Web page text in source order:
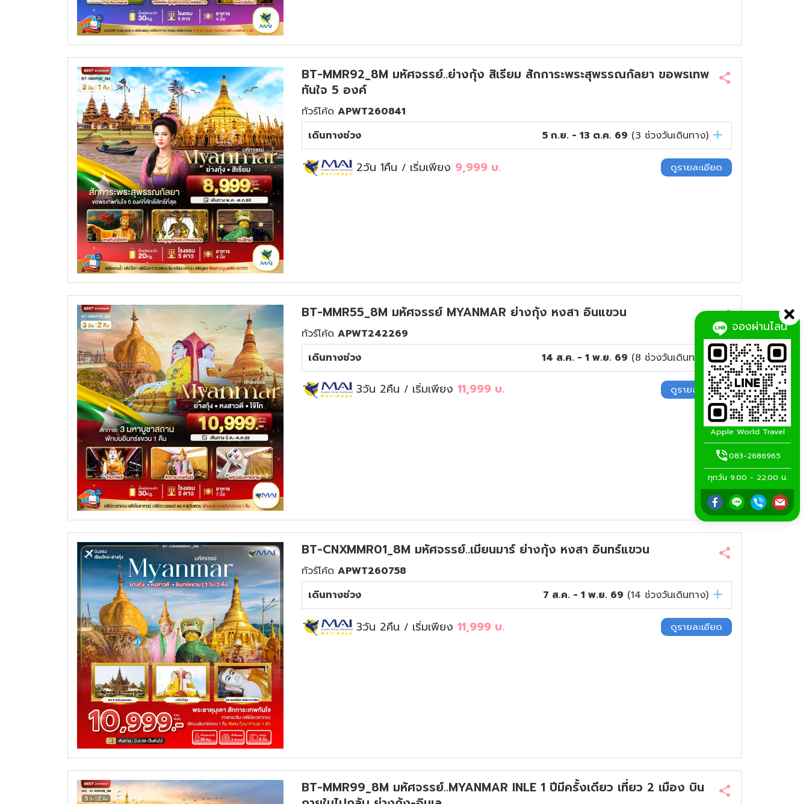
BT-MMR92_8M มหัศจรรย์..ย่างกุ้ง สิเรียม สักการะพระสุพรรณกัลยา ขอพรเทพ
ทันใจ 5 องค์
ทัวร์โค้ด APWT260841
เดินทางช่วง
5 ก.ย. - 13 ต.ค. 69 (3 ช่วงวันเดินทาง)
2วัน 1คืน / เริ่มเพียง 9,999 บ. ดูรายละเอียด
BT-MMR55_8M มหัศจรรย์ MYANMAR ย่างกุ้ง หงสา อินแขวน
ทัวร์โค้ด APWT242269
เดินทางช่วง
14 ส.ค. - 1 พ.ย. 69 (8 ช่วงวันเดินทาง)
3วัน 2คืน / เริ่มเพียง 11,999 บ. ดูรายละเอียด
BT-CNXMMR01_8M มหัศจรรย์..เมียนมาร์ ย่างกุ้ง หงสา อินทร์แขวน
ทัวร์โค้ด APWT260758
เดินทางช่วง
7 ส.ค. - 1 พ.ย. 69 (14 ช่วงวันเดินทาง)
3วัน 2คืน / เริ่มเพียง 11,999 บ. ดูรายละเอียด
BT-MMR99_8M มหัศจรรย์..MYANMAR INLE 1 ปีมีครั้งเดียว เที่ยว 2 เมือง บิน
จองผ่านไลน์
Apple World Travel
083-2686965
ทุกวัน 9.00 - 22.00 น.